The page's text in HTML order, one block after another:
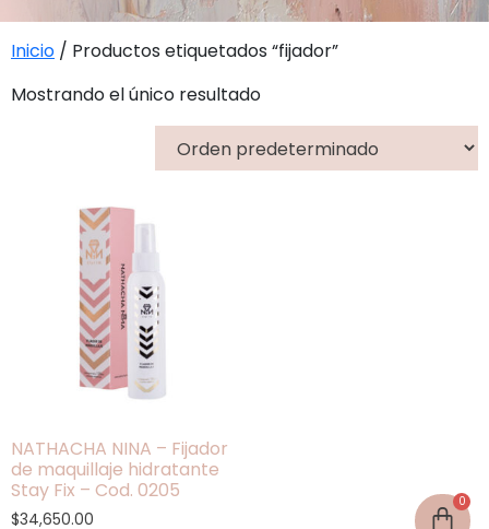
Inicio / Productos etiquetados “fijador”
Mostrando el único resultado
NATHACHA NINA – Fijador
de maquillaje hidratante
Stay Fix – Cod. 0205
$34,650.00